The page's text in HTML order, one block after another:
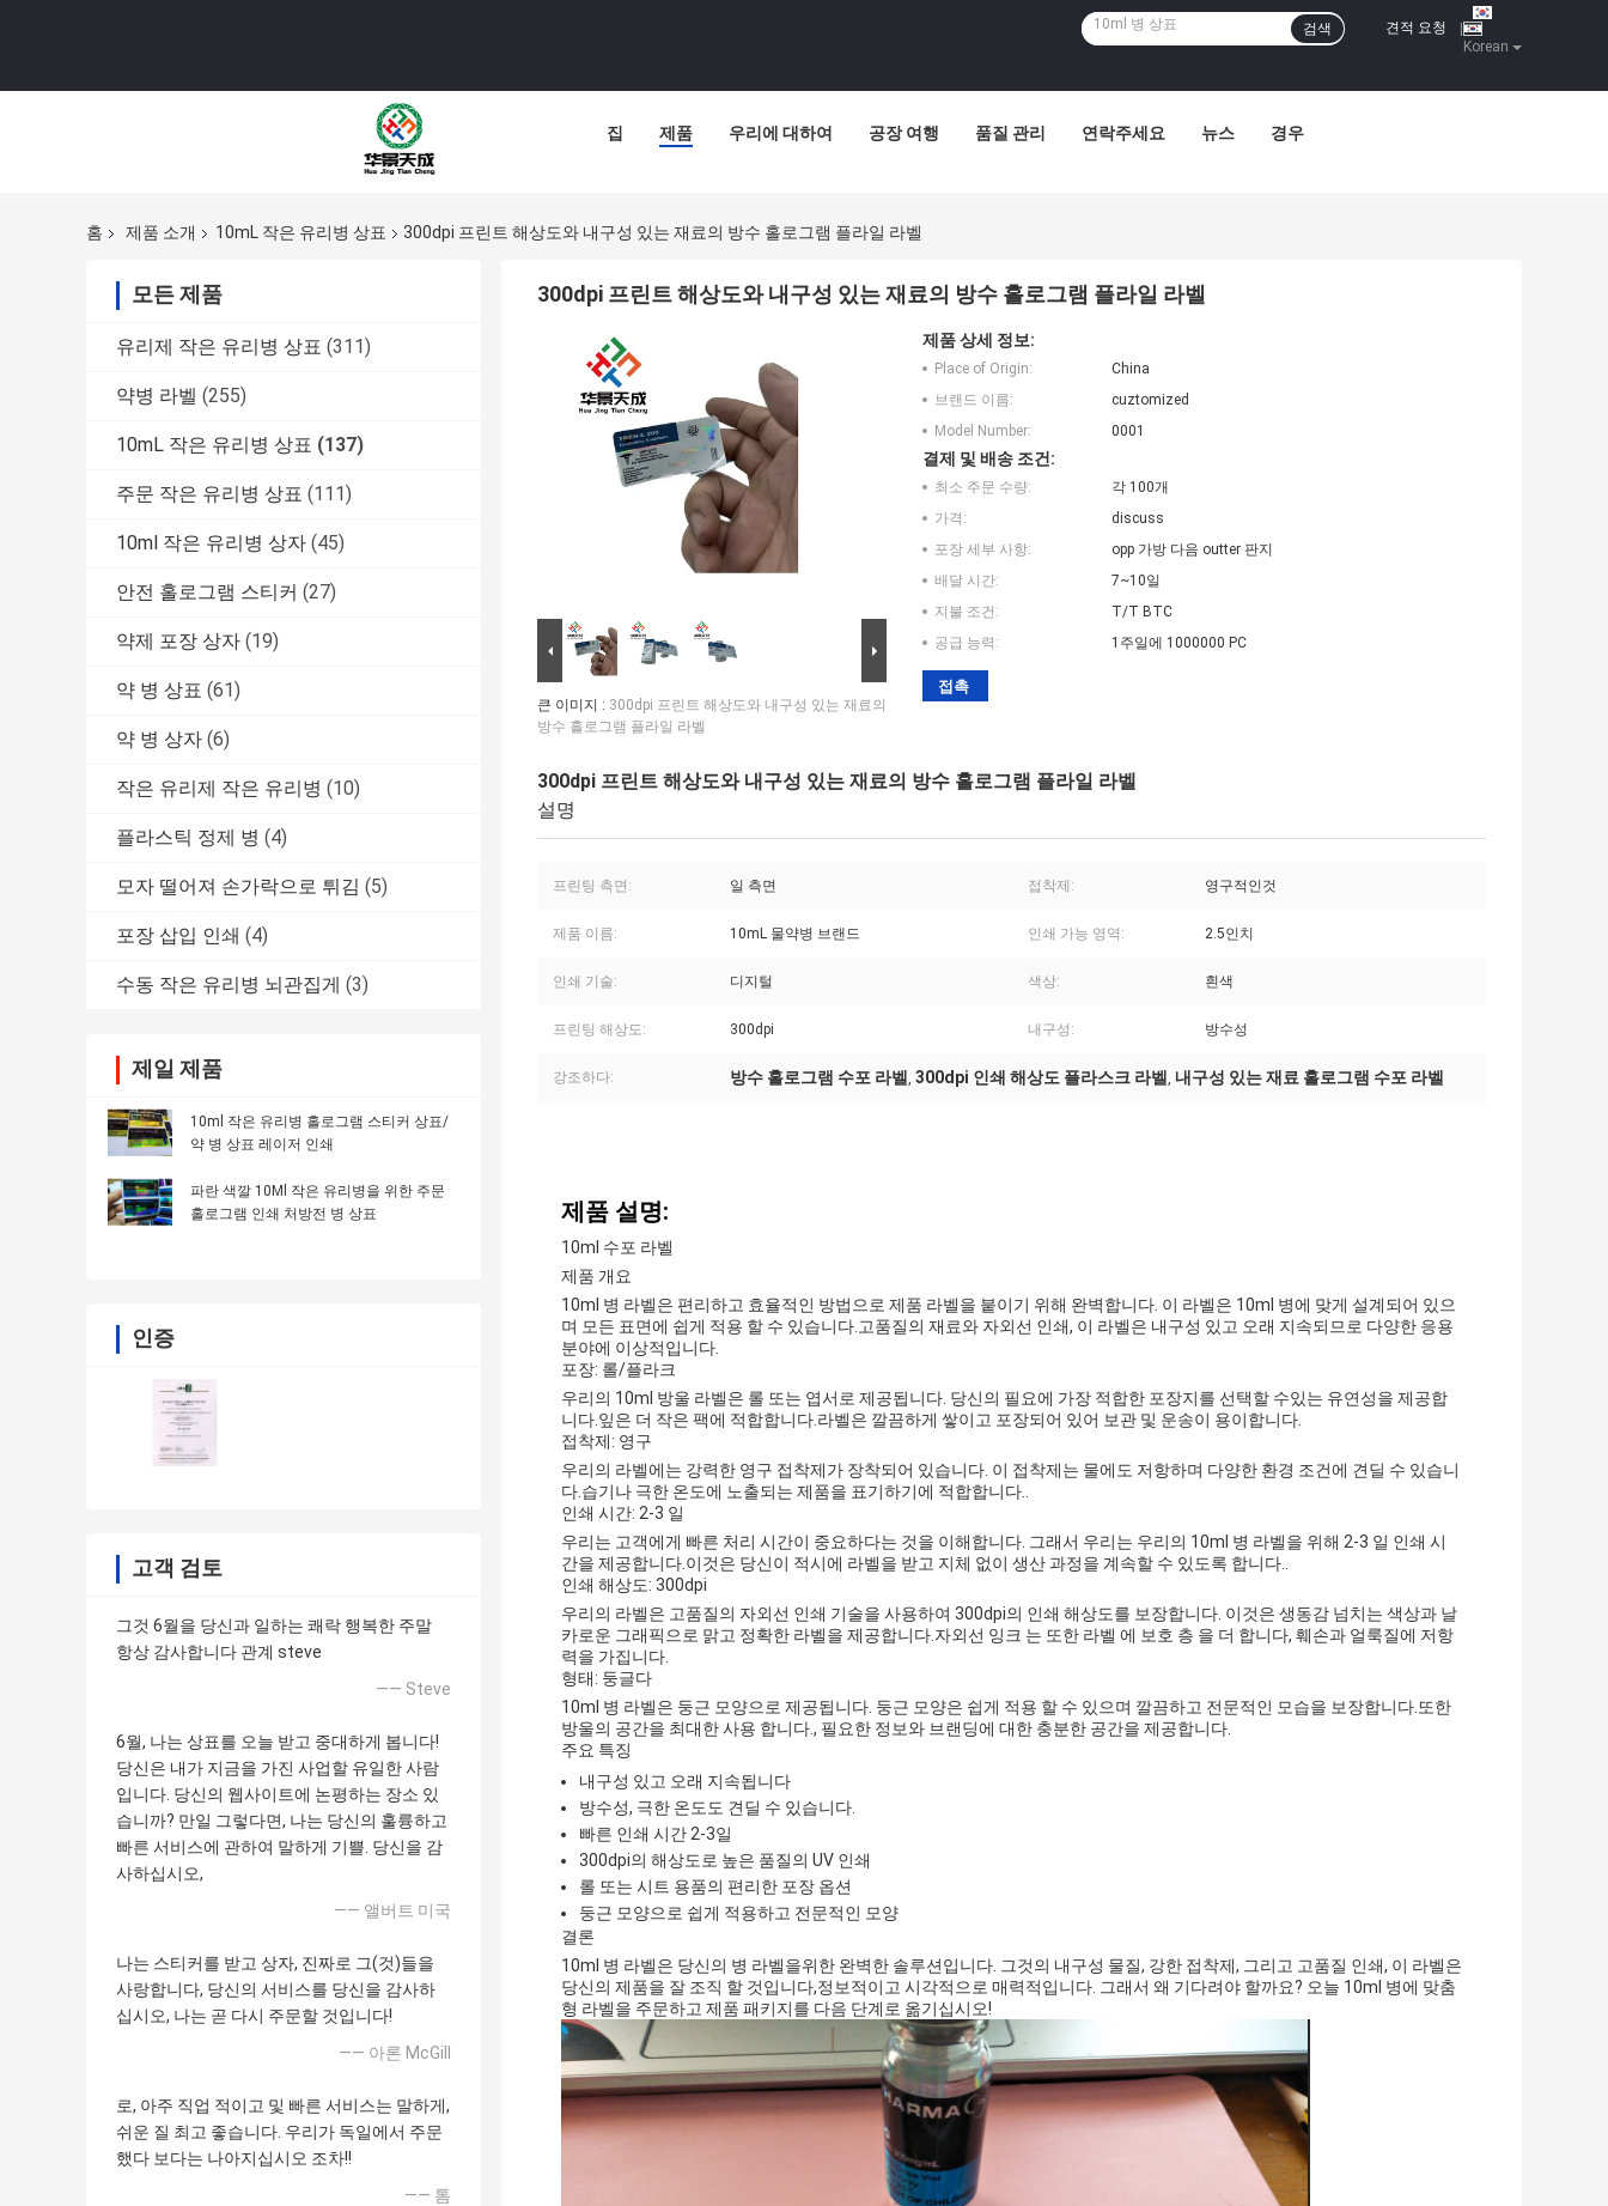
Korean
견적 요청
검색
집 제품 우리에 대하여 공장 여행 품질 관리 연락주세요 뉴스 경우
홈 제품 소개 10mL 작은 유리병 상표 300dpi 프린트 해상도와 내구성 있는 재료의 방수 홀로그램 플라일 라벨
모든 제품
유리제 작은 유리병 상표 (311)
약병 라벨 (255)
10mL 작은 유리병 상표 (137)
주문 작은 유리병 상표 (111)
10ml 작은 유리병 상자 (45)
안전 홀로그램 스티커 (27)
약제 포장 상자 (19)
약 병 상표 (61)
약 병 상자 (6)
작은 유리제 작은 유리병 (10)
플라스틱 정제 병 (4)
모자 떨어져 손가락으로 튀김 (5)
포장 삽입 인쇄 (4)
수동 작은 유리병 뇌관집게 (3)
제일 제품
10ml 작은 유리병 홀로그램 스티커 상표/
약 병 상표 레이저 인쇄
파란 색깔 10Ml 작은 유리병을 위한 주문
홀로그램 인쇄 처방전 병 상표
인증
고객 검토
그것 6월을 당신과 일하는 쾌락 행복한 주말
항상 감사합니다 관계 steve
—— Steve
6월, 나는 상표를 오늘 받고 중대하게 봅니다!
당신은 내가 지금을 가진 사업할 유일한 사람
입니다. 당신의 웹사이트에 논평하는 장소 있
습니까? 만일 그렇다면, 나는 당신의 훌륭하고
빠른 서비스에 관하여 말하게 기쁠. 당신을 감
사하십시오,
—— 앨버트 미국
나는 스티커를 받고 상자, 진짜로 그(것)들을
사랑합니다, 당신의 서비스를 당신을 감사하
십시오, 나는 곧 다시 주문할 것입니다!
—— 아론 McGill
로, 아주 직업 적이고 및 빠른 서비스는 말하게,
쉬운 질 최고 좋습니다. 우리가 독일에서 주문
했다 보다는 나아지십시오 조차!!
—— 톰
300dpi 프린트 해상도와 내구성 있는 재료의 방수 홀로그램 플라일 라벨
큰 이미지 : 300dpi 프린트 해상도와 내구성 있는 재료의
방수 홀로그램 플라일 라벨
제품 상세 정보:
Place of Origin:
China
브랜드 이름:
cuztomized
Model Number:
0001
결제 및 배송 조건:
최소 주문 수량:
각 100개
가격:
discuss
포장 세부 사항:
opp 가방 다음 outter 판지
배달 시간:
7~10일
지불 조건:
T/T BTC
공급 능력:
1주일에 1000000 PC
접촉
300dpi 프린트 해상도와 내구성 있는 재료의 방수 홀로그램 플라일 라벨
설명
프린팅 측면: 일 측면 접착제: 영구적인것
제품 이름: 10mL 물약병 브랜드 인쇄 가능 영역: 2.5인치
인쇄 기술: 디지털 색상: 흰색
프린팅 해상도: 300dpi 내구성: 방수성
강조하다: 방수 홀로그램 수포 라벨, 300dpi 인쇄 해상도 플라스크 라벨, 내구성 있는 재료 홀로그램 수포 라벨
제품 설명:
10ml 수포 라벨
제품 개요
10ml 병 라벨은 편리하고 효율적인 방법으로 제품 라벨을 붙이기 위해 완벽합니다. 이 라벨은 10ml 병에 맞게 설계되어 있으
며 모든 표면에 쉽게 적용 할 수 있습니다.고품질의 재료와 자외선 인쇄, 이 라벨은 내구성 있고 오래 지속되므로 다양한 응용
분야에 이상적입니다.
포장: 롤/플라크
우리의 10ml 방울 라벨은 롤 또는 엽서로 제공됩니다. 당신의 필요에 가장 적합한 포장지를 선택할 수있는 유연성을 제공합
니다.잎은 더 작은 팩에 적합합니다.라벨은 깔끔하게 쌓이고 포장되어 있어 보관 및 운송이 용이합니다.
접착제: 영구
우리의 라벨에는 강력한 영구 접착제가 장착되어 있습니다. 이 접착제는 물에도 저항하며 다양한 환경 조건에 견딜 수 있습니
다.습기나 극한 온도에 노출되는 제품을 표기하기에 적합합니다..
인쇄 시간: 2-3 일
우리는 고객에게 빠른 처리 시간이 중요하다는 것을 이해합니다. 그래서 우리는 우리의 10ml 병 라벨을 위해 2-3 일 인쇄 시
간을 제공합니다.이것은 당신이 적시에 라벨을 받고 지체 없이 생산 과정을 계속할 수 있도록 합니다..
인쇄 해상도: 300dpi
우리의 라벨은 고품질의 자외선 인쇄 기술을 사용하여 300dpi의 인쇄 해상도를 보장합니다. 이것은 생동감 넘치는 색상과 날
카로운 그래픽으로 맑고 정확한 라벨을 제공합니다.자외선 잉크 는 또한 라벨 에 보호 층 을 더 합니다, 훼손과 얼룩질에 저항
력을 가집니다.
형태: 둥글다
10ml 병 라벨은 둥근 모양으로 제공됩니다. 둥근 모양은 쉽게 적용 할 수 있으며 깔끔하고 전문적인 모습을 보장합니다.또한
방울의 공간을 최대한 사용 합니다., 필요한 정보와 브랜딩에 대한 충분한 공간을 제공합니다.
주요 특징
내구성 있고 오래 지속됩니다
방수성, 극한 온도도 견딜 수 있습니다.
빠른 인쇄 시간 2-3일
300dpi의 해상도로 높은 품질의 UV 인쇄
롤 또는 시트 용품의 편리한 포장 옵션
둥근 모양으로 쉽게 적용하고 전문적인 모양
결론
10ml 병 라벨은 당신의 병 라벨을위한 완벽한 솔루션입니다. 그것의 내구성 물질, 강한 접착제, 그리고 고품질 인쇄, 이 라벨은
당신의 제품을 잘 조직 할 것입니다,정보적이고 시각적으로 매력적입니다. 그래서 왜 기다려야 할까요? 오늘 10ml 병에 맞춤
형 라벨을 주문하고 제품 패키지를 다음 단계로 옮기십시오!